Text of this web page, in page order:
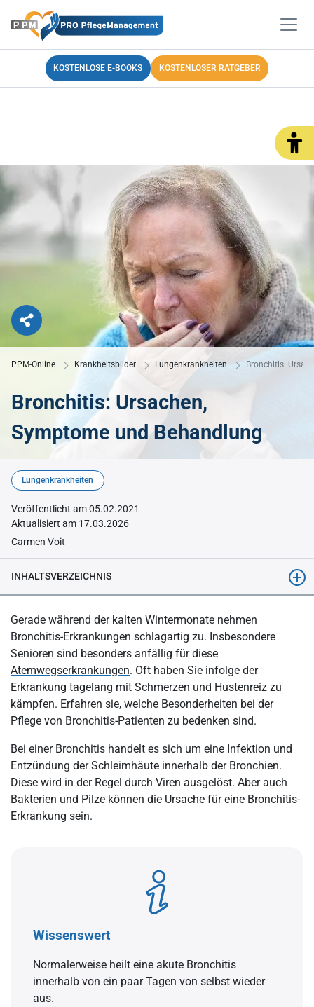
KOSTENLOSE E-BOOKS KOSTENLOSER RATGEBER
PPM-Online Krankheitsbilder Lungenkrankheiten Bronchitis:
Bronchitis: Ursachen,
Symptome und Behandlung
© michaelheim - Adobe Stock
Lungenkrankheiten
Veröffentlicht am 05.02.2021
Aktualisiert am 17.03.2026
Carmen Voit
INHALTSVERZEICHNIS
Bronchitis: Was sind typische Symptome?
Bronchitis: Welche Risikofaktoren gibt es?
Wie lange beträgt die Inkubationszeit einer Bronchitis?
Ist eine Bronchitis ansteckend?
Bronchitis: Wann sollte der Patient spätestens einen Arzt
aufsuchen?
Bronchitis: Die Diagnostik
Wie lange kann es dauern, bis eine Bronchitis von allein ausheilt?
Bronchitis Symptome lindern: Was ist wichtig
Bronchitis-Patienten in der Pflege: Die Grundsätze
angestrebt?
Bronchitis-Prophylaxe: Was kann die Pflegekraft tun?
Die Pflege von Bronchitis-Patienten: Wer gehört zur
Risikogruppe?
Gerade während der kalten Wintermonate nehmen
Bronchitis-Erkrankungen schlagartig zu. Insbesondere
Senioren sind besonders anfällig für diese
Atemwegserkrankungen. Oft haben Sie infolge der
Erkrankung tagelang mit Schmerzen und Hustenreiz zu
kämpfen. Erfahren sie, welche Besonderheiten bei der
Pflege von Bronchitis-Patienten zu bedenken sind.
Bei einer Bronchitis handelt es sich um eine Infektion und
Entzündung der Schleimhäute innerhalb der Bronchien.
Diese wird in der Regel durch Viren ausgelöst. Aber auch
Bakterien und Pilze können die Ursache für eine Bronchitis-
Erkrankung sein.
Wissenswert
Normalerweise heilt eine akute Bronchitis
innerhalb von ein paar Tagen von selbst wieder
aus.